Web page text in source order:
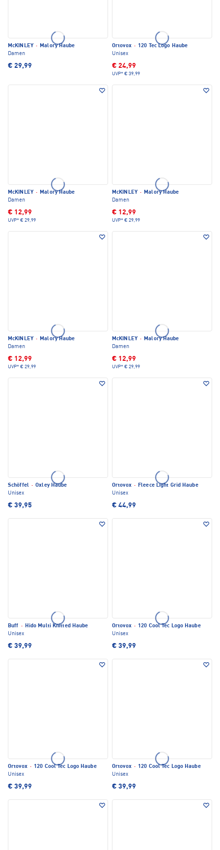
McKINLEY · Malory Haube
Damen
€ 29,99
Ortovox · 120 Tec Logo Haube
Unisex
€ 24,99
UVP* € 39,99
McKINLEY · Malory Haube
Damen
€ 12,99
UVP* € 29,99
McKINLEY · Malory Haube
Damen
€ 12,99
UVP* € 29,99
McKINLEY · Malory Haube
Damen
€ 12,99
UVP* € 29,99
McKINLEY · Malory Haube
Damen
€ 12,99
UVP* € 29,99
Schöffel · Oxley Haube
Unisex
€ 39,95
Ortovox · Fleece Light Grid Haube
Unisex
€ 44,99
Buff · Hido Multi Knitted Haube
Unisex
€ 39,99
Ortovox · 120 Cool Tec Logo Haube
Unisex
€ 39,99
Ortovox · 120 Cool Tec Logo Haube
Unisex
€ 39,99
Ortovox · 120 Cool Tec Logo Haube
Unisex
€ 39,99